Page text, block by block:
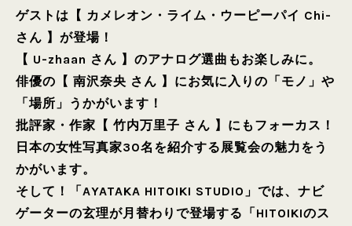
ゲストは【 カメレオン・ライム・ウーピーパイ Chi-
さん 】が登場！
【 U-zhaan さん 】のアナログ選曲もお楽しみに。
俳優の【 南沢奈央 さん 】にお気に入りの「モノ」や
「場所」うかがいます！
批評家・作家【 竹内万里子 さん 】にもフォーカス！
日本の女性写真家30名を紹介する展覧会の魅力をう
かがいます。
そして！「AYATAKA HITOIKI STUDIO」では、ナビ
ゲーターの玄理が月替わりで登場する「HITOIKIのス